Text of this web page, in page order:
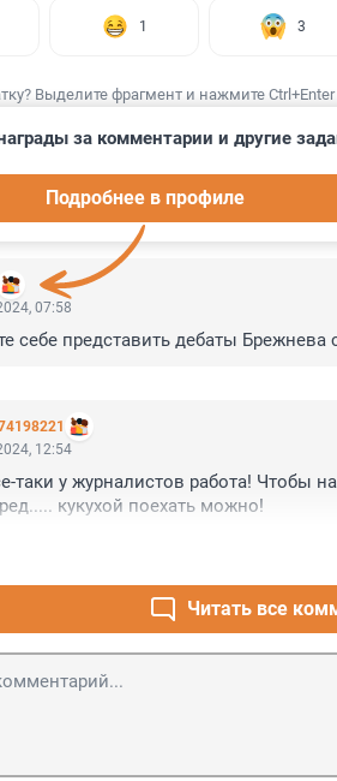
1 3
Выделите фрагмент и нажмите Ctrl+Enter
43
за комментарии и другие
Подробнее в профиле
07:58
себе представить дебаты
12:54
таки у журналистов работа! Чтобы
кукухой поехать можно!
Читать все